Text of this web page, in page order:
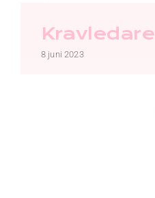
Kravledare
8 juni 2023